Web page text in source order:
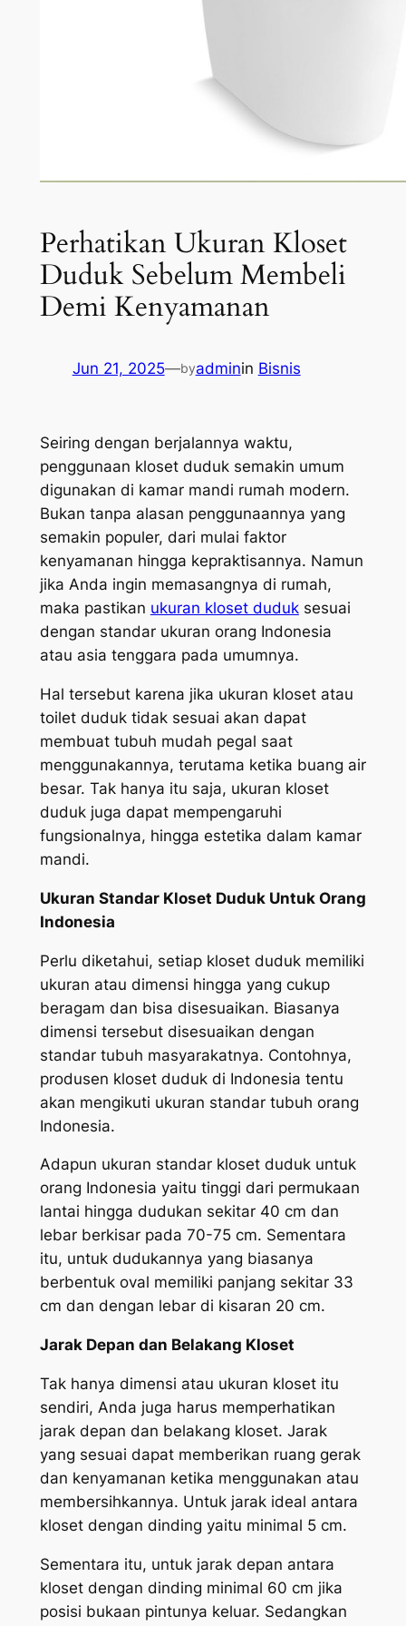
Perhatikan Ukuran Kloset
Duduk Sebelum Membeli
Demi Kenyamanan
Jun 21, 2025—byadminin Bisnis
Seiring dengan berjalannya waktu,
penggunaan kloset duduk semakin umum
digunakan di kamar mandi rumah modern.
Bukan tanpa alasan penggunaannya yang
semakin populer, dari mulai faktor
kenyamanan hingga kepraktisannya. Namun
jika Anda ingin memasangnya di rumah,
maka pastikan ukuran kloset duduksesuai
dengan standar ukuran orang Indonesia
atau asia tenggara pada umumnya.
Hal tersebut karena jika ukuran kloset atau
toilet duduk tidak sesuai akan dapat
membuat tubuh mudah pegal saat
menggunakannya, terutama ketika buang air
besar. Tak hanya itu saja, ukuran kloset
duduk juga dapat mempengaruhi
fungsionalnya, hingga estetika dalam kamar
mandi.
Ukuran Standar Kloset Duduk Untuk Orang
Indonesia
Perlu diketahui, setiap kloset duduk memiliki
ukuran atau dimensi hingga yang cukup
beragam dan bisa disesuaikan. Biasanya
dimensi tersebut disesuaikan dengan
standar tubuh masyarakatnya. Contohnya,
produsen kloset duduk di Indonesia tentu
akan mengikuti ukuran standar tubuh orang
Indonesia.
Adapun ukuran standar kloset duduk untuk
orang Indonesia yaitu tinggi dari permukaan
lantai hingga dudukan sekitar 40 cm dan
lebar berkisar pada 70-75 cm. Sementara
itu, untuk dudukannya yang biasanya
berbentuk oval memiliki panjang sekitar 33
cm dan dengan lebar di kisaran 20 cm.
Jarak Depan dan Belakang Kloset
Tak hanya dimensi atau ukuran kloset itu
sendiri, Anda juga harus memperhatikan
jarak depan dan belakang kloset. Jarak
yang sesuai dapat memberikan ruang gerak
dan kenyamanan ketika menggunakan atau
membersihkannya. Untuk jarak ideal antara
kloset dengan dinding yaitu minimal 5 cm.
Sementara itu, untuk jarak depan antara
kloset dengan dinding minimal 60 cm jika
posisi bukaan pintunya keluar. Sedangkan